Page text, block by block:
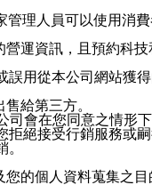
理人員可以使用消
運資訊，且預約科
用從本公司網站
給第三方。
會在您同意之情形
絕接受行銷服務
的個人資料蒐集之